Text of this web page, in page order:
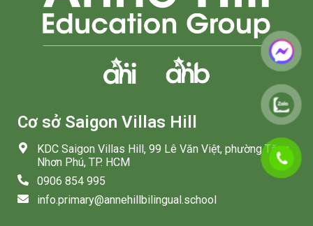
Cơ sở Saigon Villas Hill
KDC Saigon Villas Hill, 99 Lê Văn Việt, phường Tăng
Nhơn Phú, TP. HCM
0906 854 995
info.primary@annehillbilingual.school